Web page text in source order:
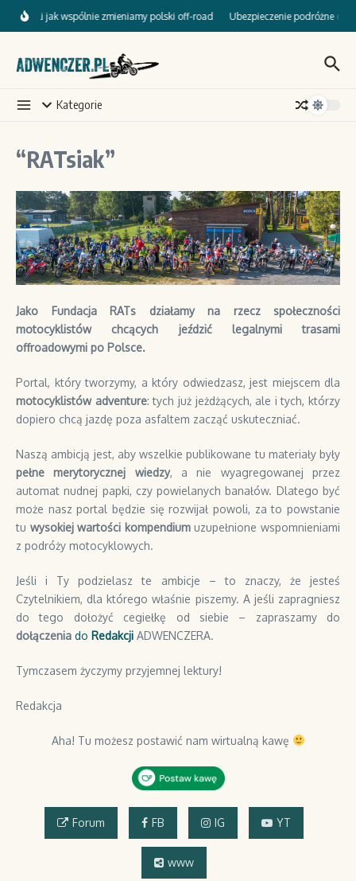
Przejdź do treści
czyli jak wspólnie zmieniamy polski off-road Ubezpieczenie podróżne dla
Kategorie
“RATsiak”
Jako Fundacja RATs działamy na rzecz społeczności
motocyklistów chcących jeździć legalnymi trasami
offroadowymi po Polsce.
Portal, który tworzymy, a który odwiedzasz, jest miejscem dla
motocyklistów adventure: tych już jeżdżących, ale i tych, którzy
dopiero chcą jazdę poza asfaltem zacząć uskuteczniać.
Naszą ambicją jest, aby wszelkie publikowane tu materiały były
pełne merytorycznej wiedzy, a nie wyagregowanej przez
automat nudnej papki, czy powielanych banałów. Dlatego być
może nasz portal będzie się rozwijał powoli, za to powstanie
tu wysokiej wartości kompendiumuzupełnione wspomnieniami
z podróży motocyklowych.
Jeśli i Ty podzielasz te ambicje – to znaczy, że jesteś
Czytelnikiem, dla którego właśnie piszemy. A jeśli zapragniesz
do tego dołożyć cegiełkę od siebie – zapraszamy do
dołączenia do Redakcji ADWENCZERA.
Tymczasem życzymy przyjemnej lektury!
Redakcja
Aha! Tu możesz postawić nam wirtualną kawę
Forum FB IG YT
www